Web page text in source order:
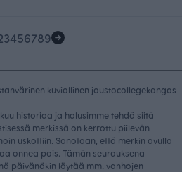
3456789
kuviollinen joustocollegekangas
historiaa ja halusimme tehdä siitä
merkissä on kerrottu piilevän
uskottiin. Sanotaan, että merkin avulla
onnea pois. Tämän seurauksena
päivänäkin löytää mm. vanhojen